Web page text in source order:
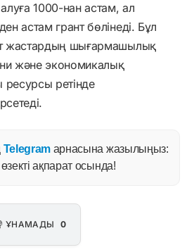
1000-нан астам, ал
астам грант бөлінеді. Бұл
жастардың шығармашылық
және экономикалық
ретінде
Telegram арнасына жазылыңыз:
ақпарат осында!
ҰНАМАДЫ 0